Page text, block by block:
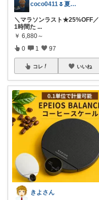
coco0411🌷夏グッズ色々🌻
＼マラソンラスト★25%OFF／
1時間た ...
￥ 6,880～
0 1 97
コレ いいね
きよさん